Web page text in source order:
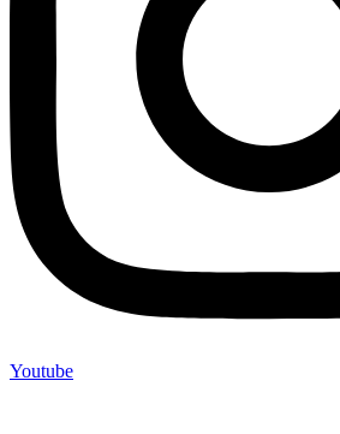
Youtube